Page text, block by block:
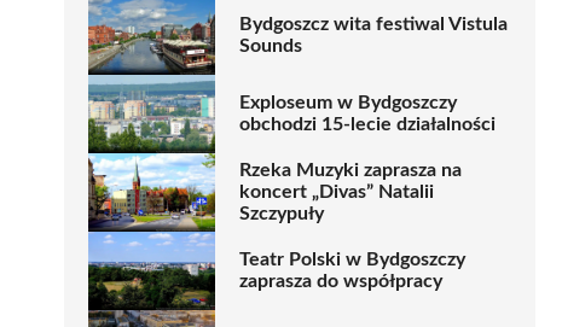
Bydgoszcz wita festiwal Vistula
Sounds
Exploseum w Bydgoszczy
obchodzi 15-lecie działalności
Rzeka Muzyki zaprasza na
koncert „Divas” Natalii
Szczypuły
Teatr Polski w Bydgoszczy
zaprasza do współpracy